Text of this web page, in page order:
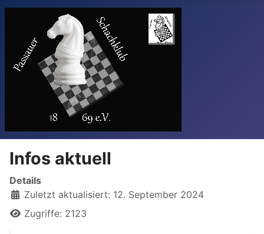
Infos aktuell
Details
Zuletzt aktualisiert: 12. September 2024
Zugriffe: 2123